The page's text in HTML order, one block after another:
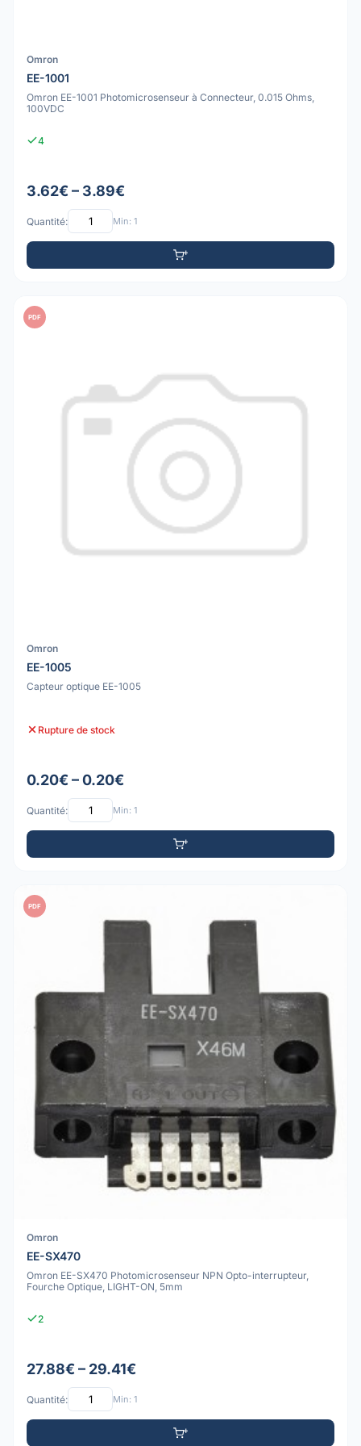
Omron
EE-1001
Omron EE-1001 Photomicrosenseur à Connecteur, 0.015 Ohms,
100VDC
4
3.62€ – 3.89€
Quantité: Min: 1
PDF
Omron
EE-1005
Capteur optique EE-1005
Rupture de stock
0.20€ – 0.20€
Quantité: Min: 1
PDF
Omron
EE-SX470
Omron EE-SX470 Photomicrosenseur NPN Opto-interrupteur,
Fourche Optique, LIGHT-ON, 5mm
2
27.88€ – 29.41€
Quantité: Min: 1